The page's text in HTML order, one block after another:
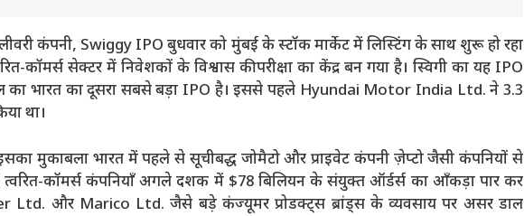
कंपनी, Swiggy IPO बुधवार को मुंबई के स्टॉक मार्केट में लिस्टिंग के साथ शुरू हो रहा
सेक्टर में निवेशकों के विश्वास की परीक्षा का केंद्र बन गया है। स्विगी का यह IPO
का भारत का दूसरा सबसे बड़ा IPO है। इससे पहले Hyundai Motor India Ltd. ने 3.3
था।
मुकाबला भारत में पहले से सूचीबद्ध जोमैटो और प्राइवेट कंपनी ज़ेप्टो जैसी कंपनियों से
ये त्वरित-कॉमर्स कंपनियाँ अगले दशक में $78 बिलियन के संयुक्त ऑर्डर्स का आँकड़ा पार कर
Ltd. और Marico Ltd. जैसे बड़े कंज्यूमर प्रोडक्ट्स ब्रांड्स के व्यवसाय पर असर डाल